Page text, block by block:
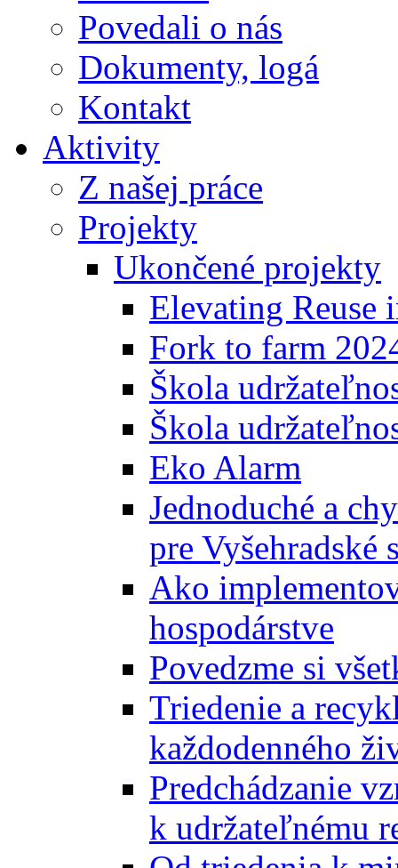
Povedali o nás
Dokumenty, logá
Kontakt
Aktivity
Z našej práce
Projekty
Ukončené projekty
Elevating Reuse
Fork to farm
Škola
Škola
Eko Alarm
Jednoduché a
pre Vyšehradské
Ako
hospodárstve
Povedzme si
Triedenie a
každodenného
Predchádzanie
k udržateľnému